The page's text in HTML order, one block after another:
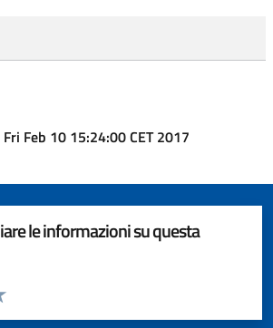
Feb 10 15:24:00 CET 2017
le informazioni su questa
pagina
5 stelle su 5
4 stelle su 5
su 5
su 5